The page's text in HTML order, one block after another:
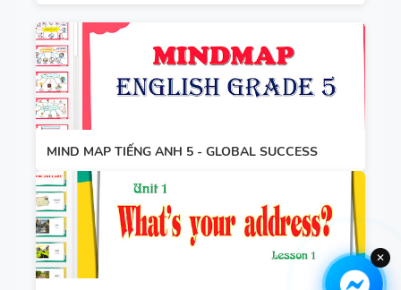
MIND MAP TIẾNG ANH 5 - GLOBAL SUCCESS
✕